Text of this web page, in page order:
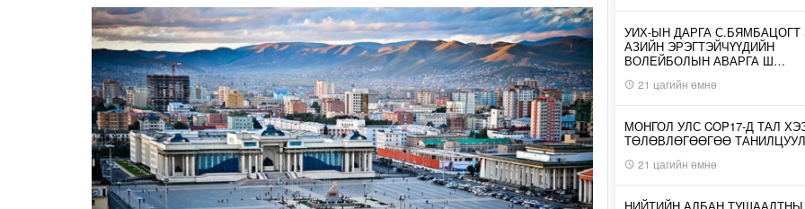
УИХ-ЫН ДАРГА С.БЯМБАЦОГТ
АЗИЙН ЭРЭГТЭЙЧҮҮДИЙН
ВОЛЕЙБОЛЫН АВАРГА Ш…
21 цагийн өмнө
МОНГОЛ УЛС COP17-Д ТАЛ
ТӨЛӨВЛӨГӨӨГӨӨ
21 цагийн өмнө